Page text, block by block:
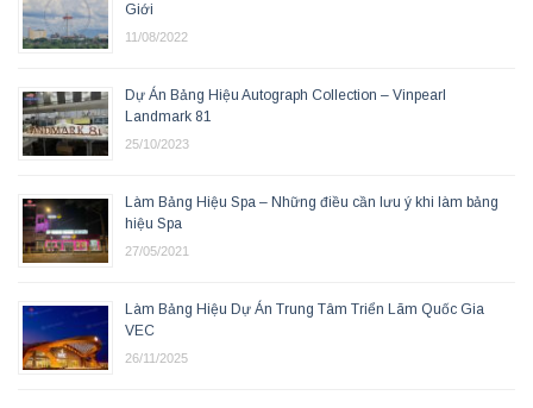
Giới
11/08/2022
Dự Án Bảng Hiệu Autograph Collection – Vinpearl
Landmark 81
25/10/2023
Làm Bảng Hiệu Spa – Những điều cần lưu ý khi làm bảng
hiệu Spa
27/05/2021
Làm Bảng Hiệu Dự Án Trung Tâm Triển Lãm Quốc Gia
VEC
26/11/2025